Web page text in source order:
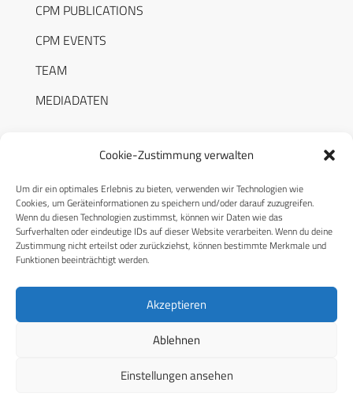
Cookie-Zustimmung verwalten
Um dir ein optimales Erlebnis zu bieten, verwenden wir Technologien wie
Cookies, um Geräteinformationen zu speichern und/oder darauf zuzugreifen.
Wenn du diesen Technologien zustimmst, können wir Daten wie das
Surfverhalten oder eindeutige IDs auf dieser Website verarbeiten. Wenn du deine
Zustimmung nicht erteilst oder zurückziehst, können bestimmte Merkmale und
Funktionen beeinträchtigt werden.
Akzeptieren
Ablehnen
Einstellungen ansehen
CPM PUBLICATIONS
CPM EVENTS
TEAM
MEDIADATEN
RECHTLICHES
Datenschutzerklärung
Cookie-Richtlinie (EU)